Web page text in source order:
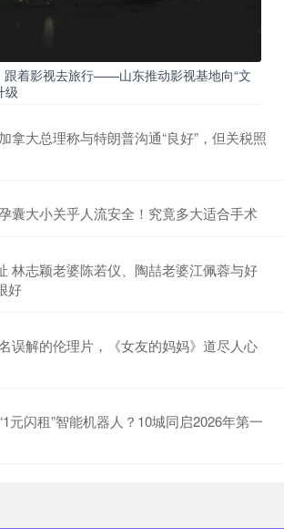
跟着影视去旅行——山东推动影视基地向“文
级
拿大总理称与特朗普沟通“良好”，但关税照
囊大小关乎人流安全！究竟多大适合手术
林志颖老婆陈若仪、陶喆老婆江佩蓉与好
好
误解的伦理片，《女友的妈妈》道尽人心
元闪租”智能机器人？10城同启2026年第一